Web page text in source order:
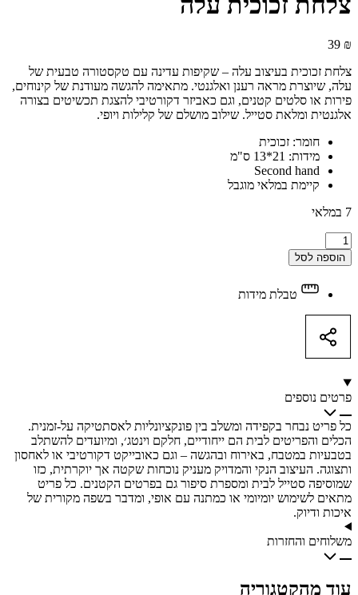
39 ₪
צלחת זכוכית בעיצוב עלה – שקיפות עדינה עם טקסטורה טבעית של
עלה, שיוצרת מראה רענן ואלגנטי. מתאימה להגשה מעודנת של קינוחים,
פירות או סלטים קטנים, וגם כאביזר דקורטיבי להצגת תכשיטים בצורה
אלגנטית ומלאת סטייל. שילוב מושלם של קלילות ויופי.
חומר: זכוכית
מידות: 21*13 ס"מ
Second hand
קיימת במלאי מוגבל
7 במלאי
צלחת
זכוכית
עלה
quantity
הוספה לסל
טבלת מידות
פרטים נוספים
כל פריט נבחר בקפידה ומשלב בין פונקציונליות לאסתטיקה על-זמנית.
הכלים והפריטים לבית הם ייחודיים, חלקם וינטג׳, ומיועדים להשתלב
בטבעיות במטבח, באירוח ובהגשה – וגם כאובייקט דקורטיבי או לאחסון
ותצוגה. העיצוב הנקי והמדויק מעניק נוכחות שקטה אך יוקרתית, כזו
שמוסיפה סטייל לבית ומספרת סיפור גם בפרטים הקטנים. כל פריט
מתאים לשימוש יומיומי או כמתנה עם אופי, ומדבר בשפה מקורית של
איכות ודיוק.
משלוחים והחזרות
עוד מהקטגוריה